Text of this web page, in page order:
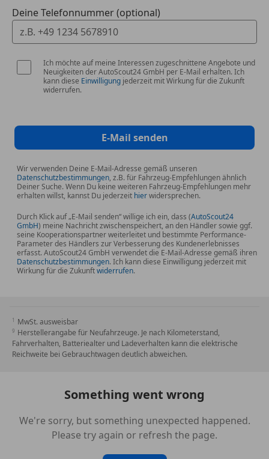
Deine Telefonnummer (optional)
Ich möchte auf meine Interessen zugeschnittene Angebote und
Neuigkeiten der AutoScout24 GmbH per E-Mail erhalten. Ich
kann diese Einwilligung jederzeit mit Wirkung für die Zukunft
widerrufen.
E-Mail senden
Wir verwenden Deine E-Mail-Adresse gemäß unseren
Datenschutzbestimmungen, z.B. für Fahrzeug-Empfehlungen ähnlich
Deiner Suche. Wenn Du keine weiteren Fahrzeug-Empfehlungen mehr
erhalten willst, kannst Du jederzeit hierwidersprechen.
Durch Klick auf „E-Mail senden“ willige ich ein, dass (AutoScout24
GmbH) meine Nachricht zwischenspeichert, an den Händler sowie ggf.
seine Kooperationspartner weiterleitet und bestimmte Performance-
Parameter des Händlers zur Verbesserung des Kundenerlebnisses
erfasst. AutoScout24 GmbH verwendet die E-Mail-Adresse gemäß ihren
Datenschutzbestimmungen. Ich kann diese Einwilligung jederzeit mit
Wirkung für die Zukunftwiderrufen.
MwSt. ausweisbar
Herstellerangabe für Neufahrzeuge. Je nach Kilometerstand,
Fahrverhalten, Batteriealter und Ladeverhalten kann die elektrische
Reichweite bei Gebrauchtwagen deutlich abweichen.
Something went wrong
We're sorry, but something unexpected happened.
Please try again or refresh the page.